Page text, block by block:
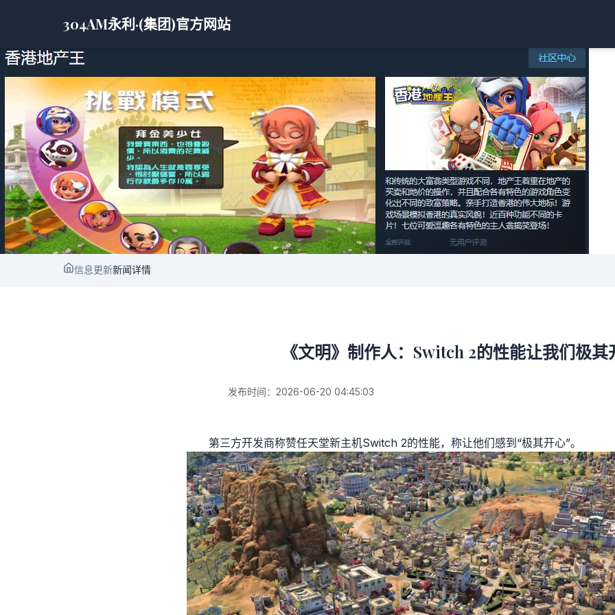
304AM永利·(集团)官方网站
信息更新新闻详情
《文明》制作人：Switch 2的性能让我们极其
发布时间：2026-06-20 04:45:03
第三方开发商称赞任天堂新主机Switch 2的性能，称让他们感到“极其开心”。